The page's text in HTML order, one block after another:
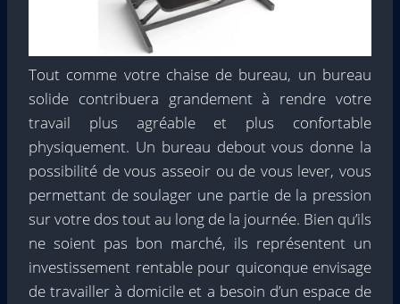
Tout comme votre chaise de bureau, un bureau
solide contribuera grandement à rendre votre
travail plus agréable et plus confortable
physiquement. Un bureau debout vous donne la
possibilité de vous asseoir ou de vous lever, vous
permettant de soulager une partie de la pression
sur votre dos tout au long de la journée. Bien qu’ils
ne soient pas bon marché, ils représentent un
investissement rentable pour quiconque envisage
de travailler à domicile et a besoin d’un espace de